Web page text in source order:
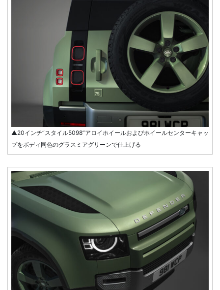
▲20インチ“スタイル5098”アロイホイールおよびホイールセンターキャッ
プをボディ同色のグラスミアグリーンで仕上げる